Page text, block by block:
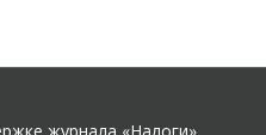
журнала «Налоги»